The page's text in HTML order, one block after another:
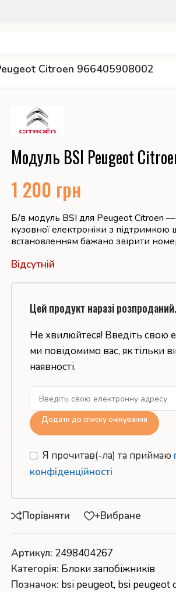
Citroen 966405908002
Модуль BSI Peugeot
1 200 грн
Б/в модуль BSI для Peugeot Citroen
кузовної електроніки з підтримкою
встановленням бажано звірити
Відсутній
Цей продукт наразі розпроданий.
Не хвилюйтеся! Введіть свою
ми повідомимо вас, як тільки
наявності.
Додати до списку очікування
Я прочитав(-ла) та приймаю
конфіденційності
Порівняти +Вибране
Артикул: 2498404267
Категорія: Блоки запобіжників
Позначок: bsi peugeot, bsi peugeot